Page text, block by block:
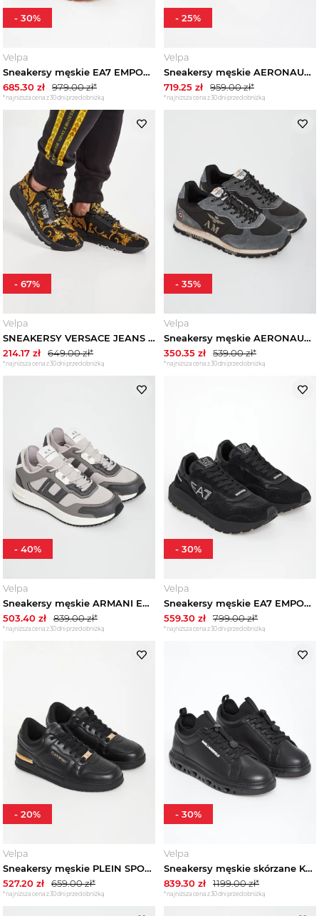
Velpa
Sneakersy męskie EA7 EMPORIO ARMANI
685.30 zł 979.00zł*
*najniższa cena z 30 dni przed obniżką
- 30%
Velpa
Sneakersy męskie AERONAUTICA MILITARE
719.25 zł 959.00zł*
*najniższa cena z 30 dni przed obniżką
- 25%
Velpa
SNEAKERSY VERSACE JEANS COUTURE
214.17 zł 649.00zł*
*najniższa cena z 30 dni przed obniżką
- 67%
Velpa
Sneakersy męskie AERONAUTICA MILITARE
350.35 zł 539.00zł*
*najniższa cena z 30 dni przed obniżką
- 35%
Velpa
Sneakersy męskie ARMANI EXCHANGE
503.40 zł 839.00zł*
*najniższa cena z 30 dni przed obniżką
- 40%
Velpa
Sneakersy męskie EA7 EMPORIO ARMANI
559.30 zł 799.00zł*
*najniższa cena z 30 dni przed obniżką
- 30%
Velpa
Sneakersy męskie PLEIN SPORT
527.20 zł 659.00zł*
*najniższa cena z 30 dni przed obniżką
- 20%
Velpa
Sneakersy męskie skórzane KARL LAGERFELD
839.30 zł 1199.00zł*
*najniższa cena z 30 dni przed obniżką
- 30%